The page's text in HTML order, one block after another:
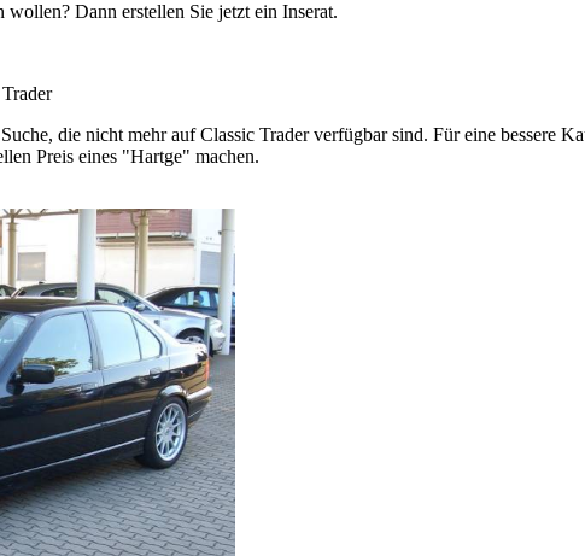
Dann erstellen Sie jetzt ein Inserat.
die nicht mehr auf Classic Trader verfügbar sind. Für eine bessere
Preis eines "Hartge" machen.